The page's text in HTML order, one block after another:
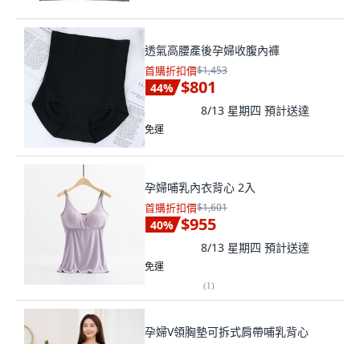
透氣高腰產後孕婦收腹內褲
首購折扣價$1,453
44% $801
8/13 星期四 預計送達
免運
孕婦哺乳內衣背心 2入
首購折扣價$1,601
40% $955
8/13 星期四 預計送達
免運
(1)
孕婦V領胸墊可拆式肩帶哺乳背心